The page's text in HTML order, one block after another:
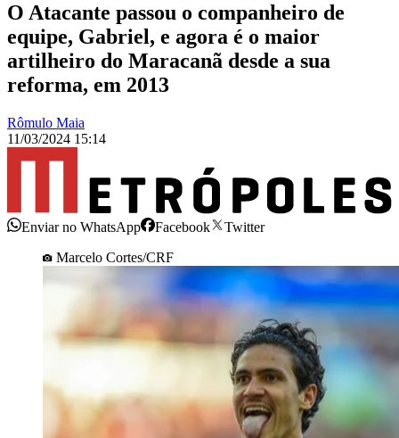
O Atacante passou o companheiro de
equipe, Gabriel, e agora é o maior
artilheiro do Maracanã desde a sua
reforma, em 2013
Rômulo Maia
11/03/2024 15:14
Enviar no WhatsApp Facebook
Twitter
Marcelo Cortes/CRF